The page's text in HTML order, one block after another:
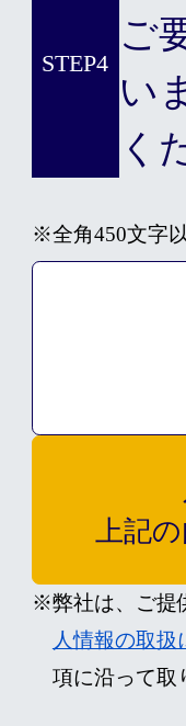
STEP4
ご
い
く
※全角450文字
上記
※弊社は、ご提
人情報の取扱
項に沿って取